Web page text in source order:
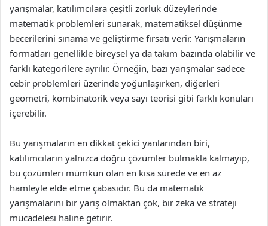
yarışmalar, katılımcılara çeşitli zorluk düzeylerinde
matematik problemleri sunarak, matematiksel düşünme
becerilerini sınama ve geliştirme fırsatı verir. Yarışmaların
formatları genellikle bireysel ya da takım bazında olabilir ve
farklı kategorilere ayrılır. Örneğin, bazı yarışmalar sadece
cebir problemleri üzerinde yoğunlaşırken, diğerleri
geometri, kombinatorik veya sayı teorisi gibi farklı konuları
içerebilir.
Bu yarışmaların en dikkat çekici yanlarından biri,
katılımcıların yalnızca doğru çözümler bulmakla kalmayıp,
bu çözümleri mümkün olan en kısa sürede ve en az
hamleyle elde etme çabasıdır. Bu da matematik
yarışmalarını bir yarış olmaktan çok, bir zeka ve strateji
mücadelesi haline getirir.